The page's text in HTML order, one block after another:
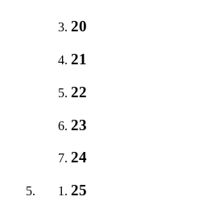
20
21
22
23
24
25